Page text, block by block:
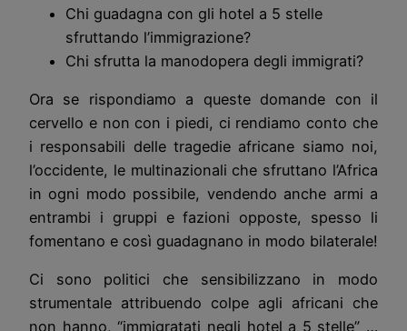
Chi guadagna con gli hotel a 5 stelle
sfruttando l’immigrazione?
Chi sfrutta la manodopera degli immigrati?
Ora se rispondiamo a queste domande con il
cervello e non con i piedi, ci rendiamo conto che
i responsabili delle tragedie africane siamo noi,
l’occidente, le multinazionali che sfruttano l’Africa
in ogni modo possibile, vendendo anche armi a
entrambi i gruppi e fazioni opposte, spesso li
fomentano e così guadagnano in modo bilaterale!
Ci sono politici che sensibilizzano in modo
strumentale attribuendo colpe agli africani che
non hanno, “immigratati negli hotel a 5 stelle” …